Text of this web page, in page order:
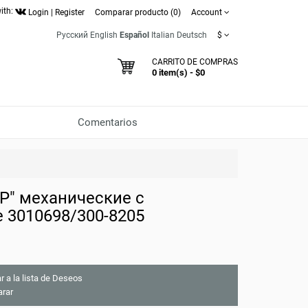
Login Register Comparar producto (0) Account
Русский English Español Italian Deutsch $
CARRITO DE COMPRAS
0 item(s) - $0
Comentarios
механические с
300-8205
a la lista de Deseos